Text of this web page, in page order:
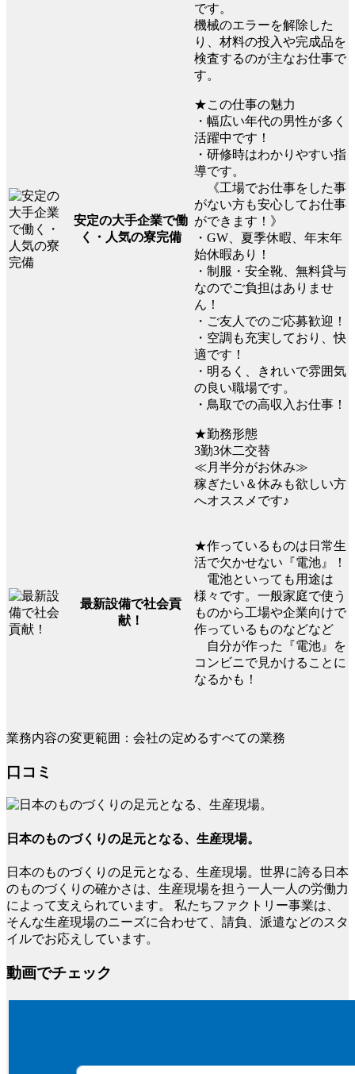
安定の大手企業で働
く・人気の寮完備
です。
機械のエラーを解除した
り、材料の投入や完成品を
検査するのが主なお仕事で
す。
★この仕事の魅力
・幅広い年代の男性が多く
活躍中です！
・研修時はわかりやすい指
導です。
《工場でお仕事をした事
がない方も安心してお仕事
ができます！》
・GW、夏季休暇、年末年
始休暇あり！
・制服・安全靴、無料貸与
なのでご負担はありませ
ん！
・ご友人でのご応募歓迎！
・空調も充実しており、快
適です！
・明るく、きれいで雰囲気
の良い職場です。
・鳥取での高収入お仕事！
★勤務形態
3勤3休二交替
≪月半分がお休み≫
稼ぎたい＆休みも欲しい方
へオススメです♪
最新設備で社会貢
献！
★作っているものは日常生
活で欠かせない『電池』！
電池といっても用途は
様々です。一般家庭で使う
ものから工場や企業向けで
作っているものなどなど
自分が作った『電池』を
コンビニで見かけることに
なるかも！
業務内容の変更範囲：会社の定めるすべての業務
口コミ
日本のものづくりの足元となる、生産現場。
日本のものづくりの足元となる、生産現場。世界に誇る日本
のものづくりの確かさは、生産現場を担う一人一人の労働力
によって支えられています。 私たちファクトリー事業は、
そんな生産現場のニーズに合わせて、請負、派遣などのスタ
イルでお応えしています。
動画でチェック